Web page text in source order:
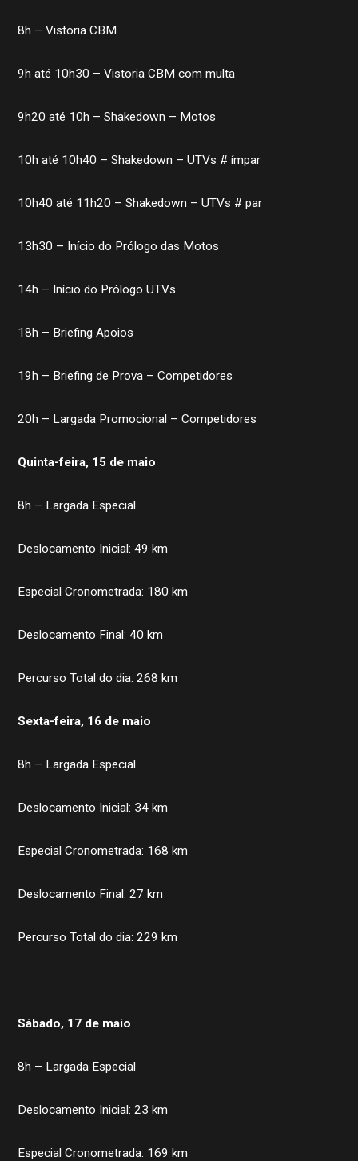
Contato
Publicações
CBMTV
Conheça mais
Filiação CBM Piloto Estrangeiro 2026
Federações
Calendário
Pilotos
8h – Vistoria CBM
9h até 10h30 – Vistoria CBM com multa
9h20 até 10h – Shakedown – Motos
10h até 10h40 – Shakedown – UTVs # ímpar
10h40 até 11h20 – Shakedown – UTVs # par
13h30 – Início do Prólogo das Motos
14h – Início do Prólogo UTVs
18h – Briefing Apoios
19h – Briefing de Prova – Competidores
20h – Largada Promocional – Competidores
Quinta-feira, 15 de maio
8h – Largada Especial
Deslocamento Inicial: 49 km
Especial Cronometrada: 180 km
Deslocamento Final: 40 km
Percurso Total do dia: 268 km
Sexta-feira, 16 de maio
8h – Largada Especial
Deslocamento Inicial: 34 km
Especial Cronometrada: 168 km
Deslocamento Final: 27 km
Percurso Total do dia: 229 km
Sábado, 17 de maio
8h – Largada Especial
Deslocamento Inicial: 23 km
Especial Cronometrada: 169 km